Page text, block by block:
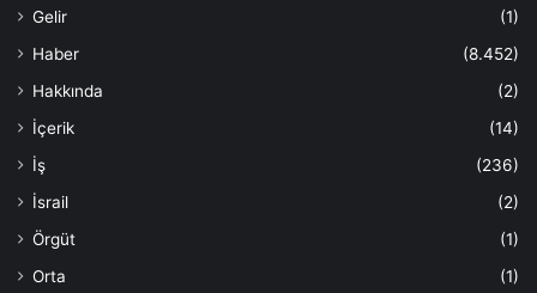
Gelir
(1)
Haber
(8.452)
Hakkında
(2)
İçerik
(14)
İş
(236)
İsrail
(2)
Örgüt
(1)
Orta
(1)